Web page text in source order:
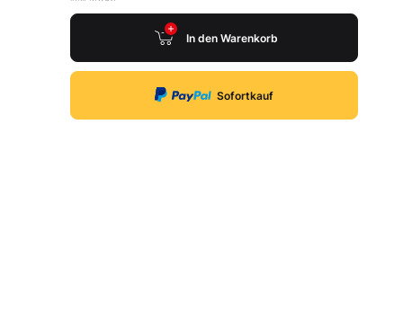
In den Warenkorb
Sofortkauf